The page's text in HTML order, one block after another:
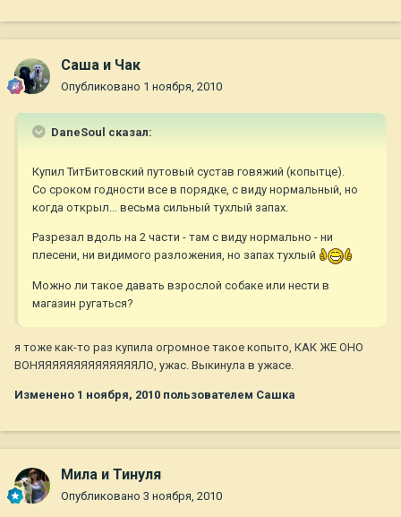
Саша и Чак
Опубликовано 1 ноября, 2010
DaneSoul сказал:
Купил ТитБитовский путовый сустав говяжий (копытце).
Со сроком годности все в порядке, с виду нормальный, но
когда открыл... весьма сильный тухлый запах.
Разрезал вдоль на 2 части - там с виду нормально - ни
плесени, ни видимого разложения, но запах тухлый
Можно ли такое давать взрослой собаке или нести в
магазин ругаться?
я тоже как-то раз купила огромное такое копыто, КАК ЖЕ ОНО
ВОНЯЯЯЯЯЯЯЯЯЯЯЯЯЯЛО, ужас. Выкинула в ужасе.
Изменено 1 ноября, 2010 пользователем Сашка
Мила и Тинуля
Опубликовано 3 ноября, 2010